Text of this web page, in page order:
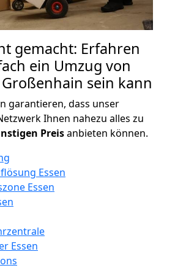
gemacht: Erfahren
ein Umzug von
Großenhain sein kann
garantieren, dass unser
Ihnen nahezu alles zu
Preisanbieten können.
Essen
Essen
Essen